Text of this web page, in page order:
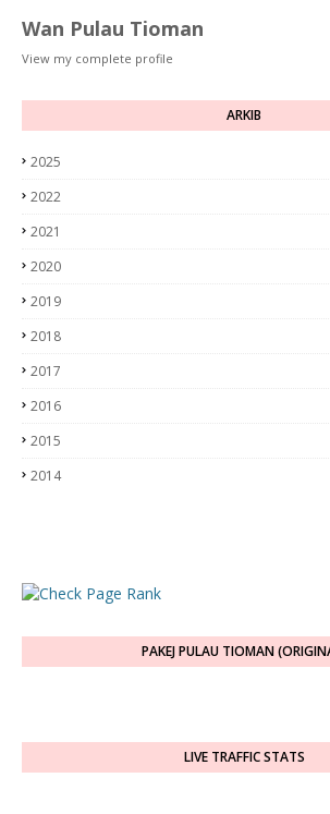
Wan Pulau Tioman
View my complete profile
ARKIB
2025
2022
2021
2020
2019
2018
2017
2016
2015
2014
PAKEJ PULAU TIOMAN
LIVE TRAFFIC STATS